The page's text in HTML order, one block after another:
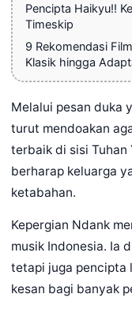
Pencipta Haikyu!!
Timeskip
9 Rekomendasi
Klasik hingga
Melalui pesan duka
turut mendoakan
terbaik di sisi Tuhan
berharap keluarga
ketabahan.
Kepergian Ndank
musik Indonesia. Ia
tetapi juga pencipta
kesan bagi banyak